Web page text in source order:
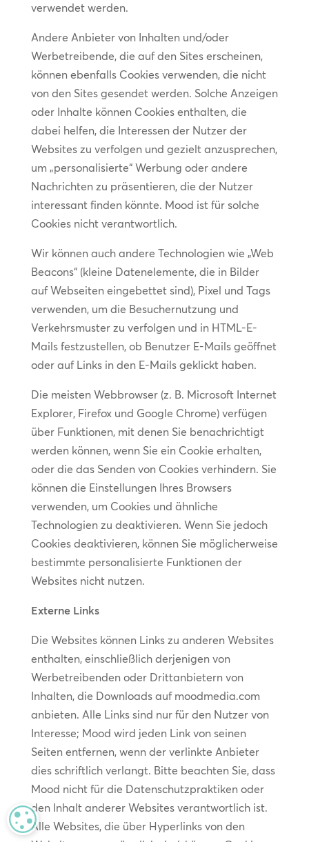
verwendet werden.
Andere Anbieter von Inhalten und/oder
Werbetreibende, die auf den Sites erscheinen,
können ebenfalls Cookies verwenden, die nicht
von den Sites gesendet werden. Solche Anzeigen
oder Inhalte können Cookies enthalten, die
dabei helfen, die Interessen der Nutzer der
Websites zu verfolgen und gezielt anzusprechen,
um „personalisierte“ Werbung oder andere
Nachrichten zu präsentieren, die der Nutzer
interessant finden könnte. Mood ist für solche
Cookies nicht verantwortlich.
Wir können auch andere Technologien wie „Web
Beacons“ (kleine Datenelemente, die in Bilder
auf Webseiten eingebettet sind), Pixel und Tags
verwenden, um die Besuchernutzung und
Verkehrsmuster zu verfolgen und in HTML-E-
Mails festzustellen, ob Benutzer E-Mails geöffnet
oder auf Links in den E-Mails geklickt haben.
Die meisten Webbrowser (z. B. Microsoft Internet
Explorer, Firefox und Google Chrome) verfügen
über Funktionen, mit denen Sie benachrichtigt
werden können, wenn Sie ein Cookie erhalten,
oder die das Senden von Cookies verhindern. Sie
können die Einstellungen Ihres Browsers
verwenden, um Cookies und ähnliche
Technologien zu deaktivieren. Wenn Sie jedoch
Cookies deaktivieren, können Sie möglicherweise
bestimmte personalisierte Funktionen der
Websites nicht nutzen.
Externe Links
Die Websites können Links zu anderen Websites
enthalten, einschließlich derjenigen von
Werbetreibenden oder Drittanbietern von
Inhalten, die Downloads auf moodmedia.com
anbieten. Alle Links sind nur für den Nutzer von
Interesse; Mood wird jeden Link von seinen
Seiten entfernen, wenn der verlinkte Anbieter
dies schriftlich verlangt. Bitte beachten Sie, dass
Mood nicht für die Datenschutzpraktiken oder
den Inhalt anderer Websites verantwortlich ist.
Alle Websites, die über Hyperlinks von den
MANAGE PRIVACY